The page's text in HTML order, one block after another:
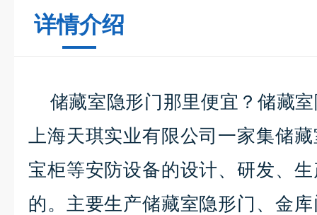
详情介绍
储藏室隐形门那里便宜？储藏
上海天琪实业有限公司一家集储
宝柜等安防设备的设计、研发、
的。主要生产储藏室隐形门、金